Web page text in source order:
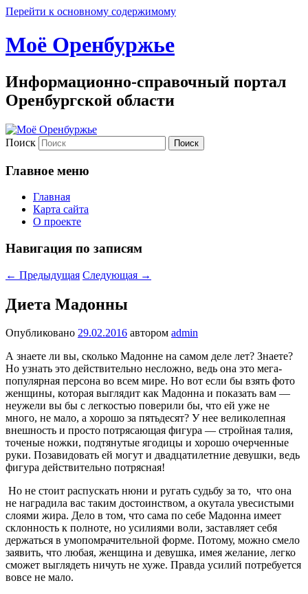
Перейти к основному содержимому
Моё Оренбуржье
Информационно-справочный портал
Оренбургской области
Поиск
Главное меню
Главная
Карта сайта
О проекте
Навигация по записям
← Предыдущая Следующая →
Диета Мадонны
Опубликовано 29.02.2016 автором admin
А знаете ли вы, сколько Мадонне на самом деле лет? Знаете?
Но узнать это действительно несложно, ведь она это мега-
популярная персона во всем мире. Но вот если бы взять фото
женщины, которая выглядит как Мадонна и показать вам —
неужели вы бы с легкостью поверили бы, что ей уже не
много, не мало, а хорошо за пятьдесят? У нее великолепная
внешность и просто потрясающая фигура — стройная талия,
точеные ножки, подтянутые ягодицы и хорошо очерченные
руки. Позавидовать ей могут и двадцатилетние девушки, ведь
фигура действительно потрясная!
Но не стоит распускать нюни и ругать судьбу за то, что она
не наградила вас таким достоинством, а окутала увесистыми
слоями жира. Дело в том, что сама по себе Мадонна имеет
склонность к полноте, но усилиями воли, заставляет себя
держаться в умопомрачительной форме. Потому, можно смело
заявить, что любая, женщина и девушка, имея желание, легко
сможет выглядеть ничуть не хуже. Правда усилий потребуется
вовсе не мало.